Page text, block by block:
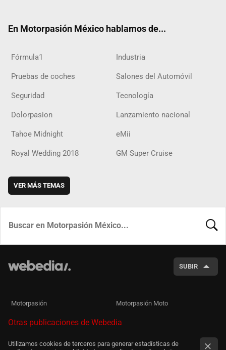
En Motorpasión México hablamos de...
Fórmula1 Industria
Pruebas de coches Salones del Automóvil
Seguridad Tecnología
Dolorpasion Lanzamiento nacional
Tahoe Midnight eMii
Royal Wedding 2018 GM Super Cruise
VER MÁS TEMAS
SUBIR
Motorpasión Motorpasión Moto
Otras publicaciones de Webedia
Utilizamos cookies de terceros para generar estadísticas de